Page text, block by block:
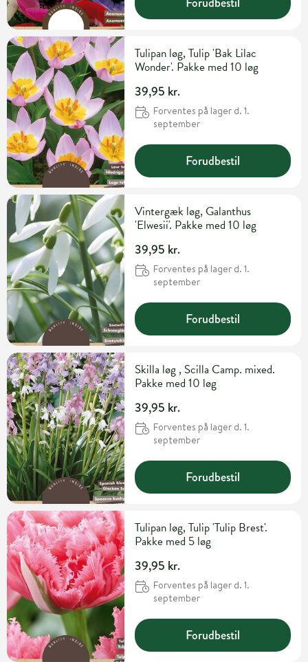
Tulipan løg, Tulip 'Bak Lilac
Wonder'. Pakke med 10 løg
39,95 kr.
Forventes på lager d. 1.
september
Forudbestil
Vintergæk løg, Galanthus
'Elwesii'. Pakke med 10 løg
39,95 kr.
Forventes på lager d. 1.
september
Forudbestil
Skilla løg , Scilla Camp. mixed.
Pakke med 10 løg
39,95 kr.
Forventes på lager d. 1.
september
Forudbestil
Tulipan løg, Tulip 'Tulip Brest'.
Pakke med 5 løg
39,95 kr.
Forventes på lager d. 1.
september
Forudbestil